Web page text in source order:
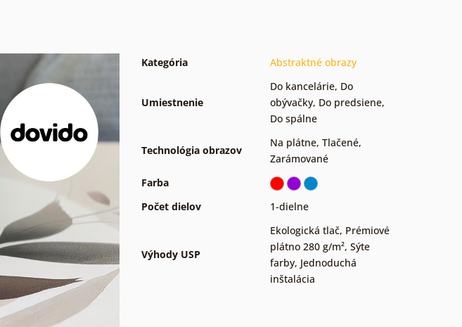
Kategória Abstraktné obrazy
Umiestnenie
Do kancelárie, Do
obývačky, Do predsiene,
Do spálne
Technológia obrazov
Na plátne, Tlačené,
Zarámované
Farba
Počet dielov
1-dielne
Výhody USP
Ekologická tlač, Prémiové
plátno 280 g/m², Sýte
farby, Jednoduchá
inštalácia